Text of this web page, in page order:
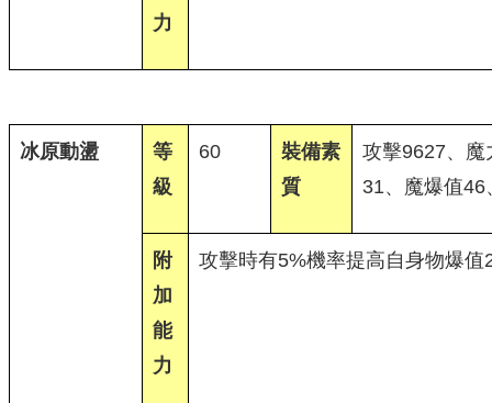
力
冰原動盪
等
級
60
裝備素
質
攻擊9627、魔
31、魔爆值
附
加
能
力
攻擊時有5%機率提高自身物爆值